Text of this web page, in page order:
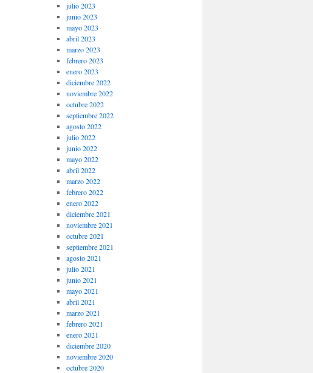
julio 2023
junio 2023
mayo 2023
abril 2023
marzo 2023
febrero 2023
enero 2023
diciembre 2022
noviembre 2022
octubre 2022
septiembre 2022
agosto 2022
julio 2022
junio 2022
mayo 2022
abril 2022
marzo 2022
febrero 2022
enero 2022
diciembre 2021
noviembre 2021
octubre 2021
septiembre 2021
agosto 2021
julio 2021
junio 2021
mayo 2021
abril 2021
marzo 2021
febrero 2021
enero 2021
diciembre 2020
noviembre 2020
octubre 2020